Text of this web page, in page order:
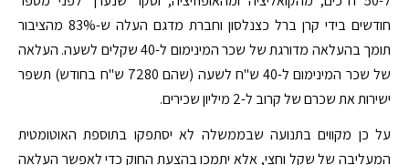
חודשים בידי קרן ברל כצנלסון וחברת מדגם העלה ש-83% מהציבור
תומך בהעלאה מדורגת של שכר המינימום ל-40 שקלים לשעה. העלאה
של שכר המינימום ל-40 ש"ח לשעה (שהם 7280 ש"ח בחודש) תשפר
ישירות את שכרם של קרוב ל-2 מיליון שכירים.
על כן מקווים בתנועה שבממשלה לא יסתפקו בתוספת האוטומטית
המעליבה של שקל וחצי, אלא יתמכו בהצעת החוק כדי לאפשר העלאה